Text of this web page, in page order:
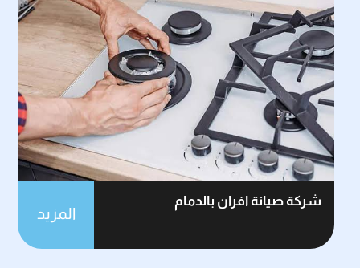
شركة صيانة افران بالدمام
المزيد